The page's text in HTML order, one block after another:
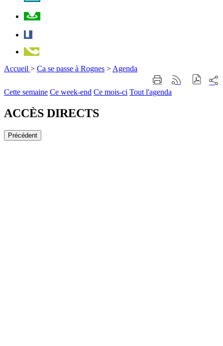
Accueil > Ca se passe à Rognes > Agenda
Imprimer
cette
page
Générer
flux
sur
Cette semaine Ce week-end Ce mois-ci Tout l'agenda
ACCÈS DIRECTS
Précédent